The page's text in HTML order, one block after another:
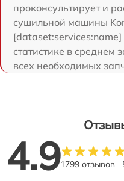
проконсультирует и
сушильной машины
статистике в среднем
всех необходимых
4.91799 отзывов